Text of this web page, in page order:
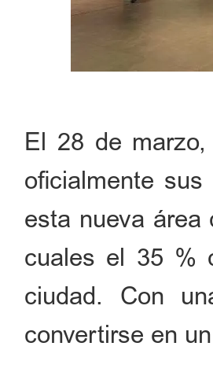
El 28 de
oficialmente
esta nueva
cuales el 35 %
ciudad. Con
convertirse en